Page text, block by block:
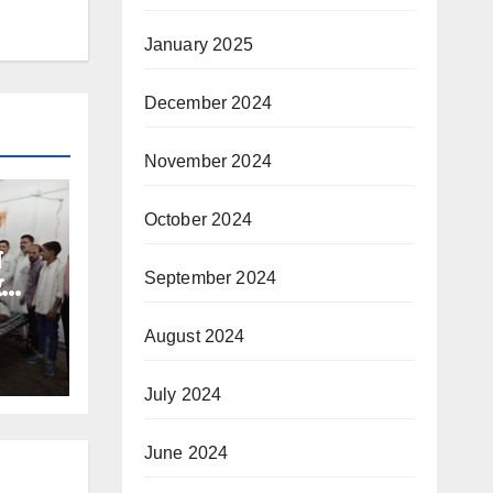
January 2025
December 2024
November 2024
October 2024
September 2024
August 2024
July 2024
June 2024